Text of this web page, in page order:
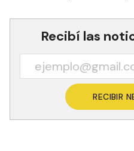
Recibí las
RECIBIR